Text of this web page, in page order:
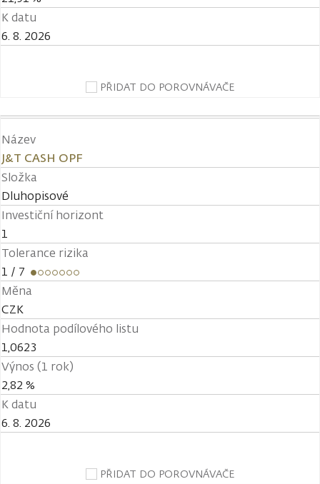
K datu
6. 8. 2026
PŘIDAT DO POROVNÁVAČE
Název
J&T CASH OPF
Složka
Dluhopisové
Investiční horizont
1
Tolerance rizika
1 / 7
Měna
CZK
Hodnota podílového listu
1,0623
Výnos (1 rok)
2,82 %
K datu
6. 8. 2026
PŘIDAT DO POROVNÁVAČE